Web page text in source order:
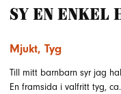
Sy en enkel
Mjukt, Tyg
Till mitt barnbarn syr jag
En framsida i valfritt tyg,